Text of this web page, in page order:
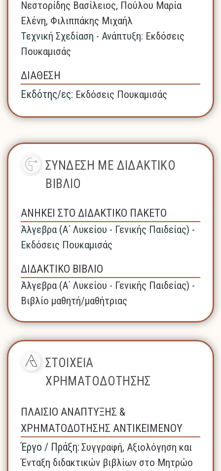
Νεστορίδης Βασίλειος, Πούλου Μαρία
Ελένη, Φιλιππάκης Μιχαήλ
Τεχνική Σχεδίαση - Ανάπτυξη: Εκδόσεις
Πουκαμισάς
ΔΙΑΘΕΣΗ
Εκδότης/ες: Εκδόσεις Πουκαμισάς
ΣΥΝΔΕΣΗ ΜΕ ΔΙΔΑΚΤΙΚΟ
ΒΙΒΛΙΟ
ΑΝΗΚΕΙ ΣΤΟ ΔΙΔΑΚΤΙΚΟ ΠΑΚΕΤΟ
Άλγεβρα (A΄ Λυκείου - Γενικής Παιδείας) -
Εκδόσεις Πουκαμισάς
ΔΙΔΑΚΤΙΚΟ ΒΙΒΛΙΟ
Άλγεβρα (A΄ Λυκείου - Γενικής Παιδείας) -
Βιβλίο μαθητή/μαθήτριας
ΣΤΟΙΧΕΙΑ
ΧΡΗΜΑΤΟΔΟΤΗΣΗΣ
ΠΛΑΙΣΙΟ ΑΝΑΠΤΥΞΗΣ &
ΧΡΗΜΑΤΟΔΟΤΗΣΗΣ ΑΝΤΙΚΕΙΜΕΝΟΥ
Έργο / Πράξη: Συγγραφή, Αξιολόγηση και
Ένταξη διδακτικών βιβλίων στο Μητρώο